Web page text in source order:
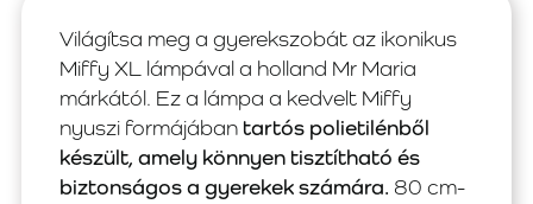
Világítsa meg a gyerekszobát az ikonikus
Miffy XL lámpával a holland Mr Maria
márkától. Ez a lámpa a kedvelt Miffy
nyuszi formájábantartós polietilénből
készült, amely könnyen tisztítható és
biztonságos a gyerekek számára. 80 cm-